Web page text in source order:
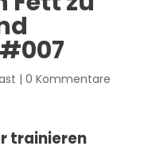
| 0 Kommentare
trainieren